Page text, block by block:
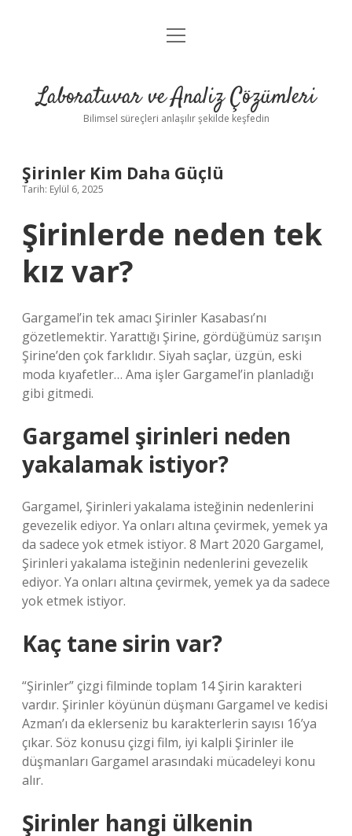
Anasayfa
Yasal Uyarı
menüyü
Laboratuvar ve Analiz Çözümleri
Bilimsel süreçleri anlaşılır şekilde keşfedin
Şirinler Kim Daha Güçlü
Tarih: Eylül 6, 2025
Şirinlerde neden tek
kız var?
Gargamel’in tek amacı Şirinler Kasabası’nı
gözetlemektir. Yarattığı Şirine, gördüğümüz sarışın
Şirine’den çok farklıdır. Siyah saçlar, üzgün, eski
moda kıyafetler… Ama işler Gargamel’in planladığı
gibi gitmedi.
Gargamel şirinleri neden
yakalamak istiyor?
Gargamel, Şirinleri yakalama isteğinin nedenlerini
gevezelik ediyor. Ya onları altına çevirmek, yemek ya
da sadece yok etmek istiyor. 8 Mart 2020 Gargamel,
Şirinleri yakalama isteğinin nedenlerini gevezelik
ediyor. Ya onları altına çevirmek, yemek ya da sadece
yok etmek istiyor.
Kaç tane sirin var?
“Şirinler” çizgi filminde toplam 14 Şirin karakteri
vardır. Şirinler köyünün düşmanı Gargamel ve kedisi
Azman’ı da eklerseniz bu karakterlerin sayısı 16’ya
çıkar. Söz konusu çizgi film, iyi kalpli Şirinler ile
düşmanları Gargamel arasındaki mücadeleyi konu
alır.
Şirinler hangi ülkenin